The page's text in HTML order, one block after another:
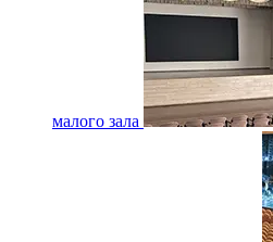
малого зала